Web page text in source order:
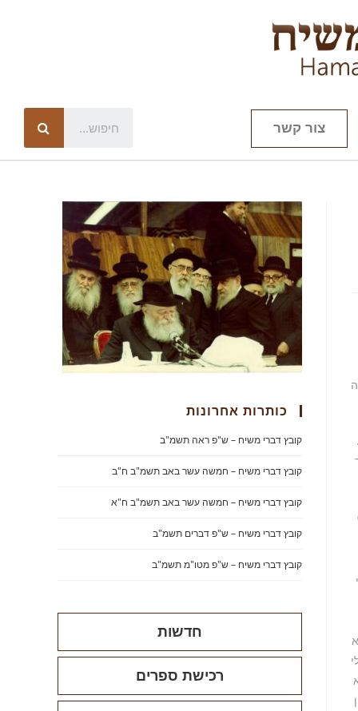
צור קשר
כותרות אחרונות
קובץ דברי משיח – ש"פ ראה תשמ"ב
קובץ דברי משיח – חמשה עשר באב תשמ"ב ח"ב
קובץ דברי משיח – חמשה עשר באב תשמ"ב ח"א
קובץ דברי משיח – ש"פ דברים תשמ"ב
קובץ דברי משיח – ש"פ מטו"מ תשמ"ב
חדשות
רכישת ספרים